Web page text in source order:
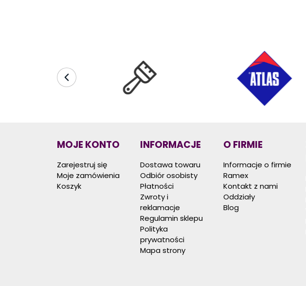
MOJE KONTO
Zarejestruj się
Moje zamówienia
Koszyk
INFORMACJE
Dostawa towaru
Odbiór osobisty
Płatności
Zwroty i
reklamacje
Regulamin sklepu
Polityka
prywatności
Mapa strony
O FIRMIE
Informacje o firmie
Ramex
Kontakt z nami
Oddziały
Blog